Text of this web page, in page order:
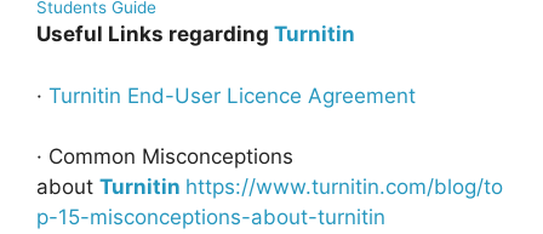
Students Guide
Useful Links regarding Turnitin
· Turnitin End-User Licence Agreement
· Common Misconceptions
about Turnitin https://www.turnitin.com/blog/to
p-15-misconceptions-about-turnitin